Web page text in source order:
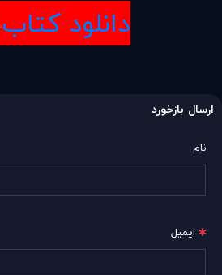
دانلود کتاب
ارسال بازخورد
نام
ایمیل